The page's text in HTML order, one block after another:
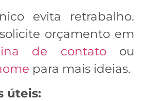
evita retrabalho.
orçamento em
de contatoou
para mais ideias.
úteis: